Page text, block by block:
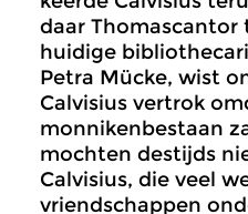
daar Thomascantor
huidige
Petra Mücke, wist
Calvisius vertrok
monnikenbestaan
mochten destijds
Calvisius, die veel
vriendschappen